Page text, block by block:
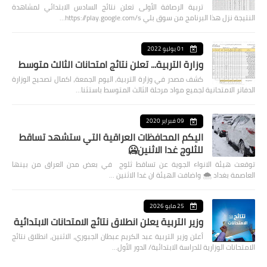
تربية الرصافة الأولى تعلن نتائج السادس الابتدائي لمشاهدة
النتيجة نزل هذا البرنامج من سوق بلي https://play.google.com/s…
01 يوليو 2022
وزارة التربية... تعلن نتائج امتحانات الثالث متوسط
كشف مصدر في وزارة التربية، اليوم الجمعة، اكمال تصحيح الوزارة
الدفاتر الامتحانية لجميع مواد مرحلة الثالث المتوسط باستثنا…
09 فبراير 2020
اليكم المحافظات العراقية التي ستشهد تساقط
للثلوج غدا الاثنين🥶
توقعت هيئة الانواء الجوية عن تساقط ثلوج في بعض مدن العراق من بينها
العاصمة بغداد ⁦🌨️⁩ واضافت الهيئة ان غدا الاثنين …
25 مايو 2026
وزير التربية يعلن انطلاق نتائج الامتحانات الابتدائية
أعلن وزير التربية عبد الكريم عبطان الجبوري، الاثنين، انطلاق نتائج
الامتحانات الوزارية للدراسة الابتدائية/ الدور الأول…